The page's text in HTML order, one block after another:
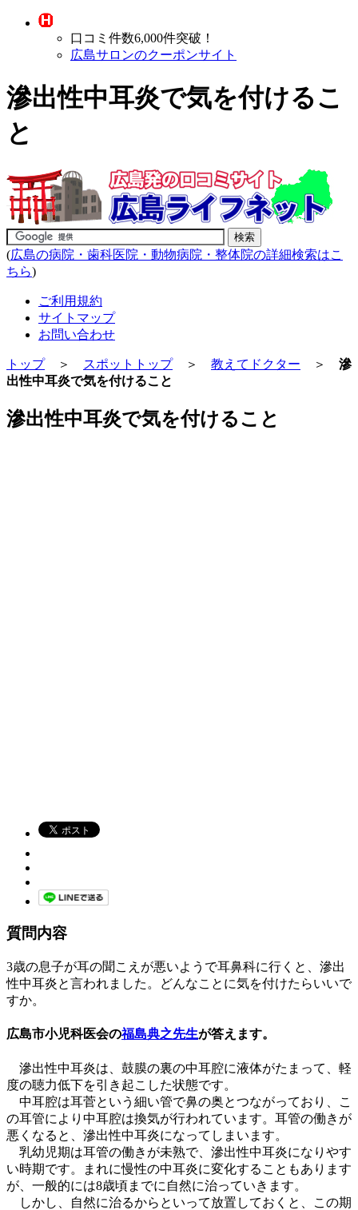
口コミ件数6,000件突破！
広島サロンのクーポンサイト
滲出性中耳炎で気を付けるこ
と
(広島の病院・歯科医院・動物病院・整体院の詳細検索はこ
ちら)
ご利用規約
サイトマップ
お問い合わせ
トップ＞ スポットトップ＞ 教えてドクター ＞ 滲
出性中耳炎で気を付けること
滲出性中耳炎で気を付けること
質問内容
3歳の息子が耳の聞こえが悪いようで耳鼻科に行くと、滲出
性中耳炎と言われました。どんなことに気を付けたらいいで
すか。
広島市小児科医会の福島典之先生が答えます。
滲出性中耳炎は、鼓膜の裏の中耳腔に液体がたまって、軽
度の聴力低下を引き起こした状態です。
中耳腔は耳菅という細い管で鼻の奥とつながっており、こ
の耳管により中耳腔は換気が行われています。耳管の働きが
悪くなると、滲出性中耳炎になってしまいます。
乳幼児期は耳管の働きが未熟で、滲出性中耳炎になりやす
い時期です。まれに慢性の中耳炎に変化することもあります
が、一般的には8歳頃までに自然に治っていきます。
しかし、自然に治るからといって放置しておくと、この期